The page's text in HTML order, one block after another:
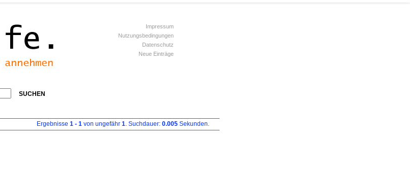
SUCHEN
Impressum
Nutzungsbedingungen
Datenschutz
Neue Einträge
Ergebnisse 1 - 1 von ungefähr 1. Suchdauer: 0.005 Sekunden.